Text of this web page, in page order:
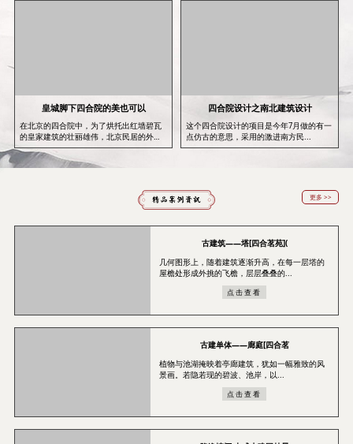
皇城脚下四合院的美也可以
在北京的四合院中，为了烘托出红墙碧瓦
的皇家建筑的壮丽雄伟，北京民居的外表
是...
四合院设计之南北建筑设计
这个四合院设计的项目是今年7月做的有一
点仿古的意思，采用的激进南方民...
更多 >>
古建筑——塔[四合茗苑](
几何图形上，随着建筑逐渐升高，在每一层塔的
屋檐处形成外挑的飞檐，层层叠叠的...
点击查看
古建单体——廊庭[四合茗
植物与池湖掩映着亭廊建筑，犹如一幅雅致的风
景画。若隐若现的碧波、池岸，以...
点击查看